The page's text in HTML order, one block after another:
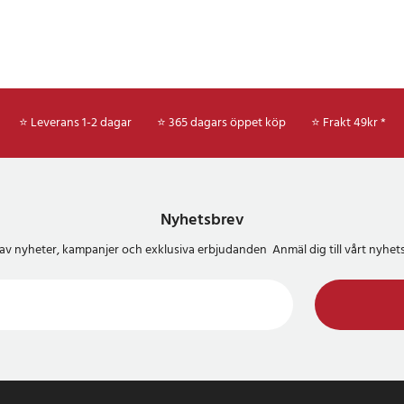
⭐ Leverans 1-2 dagar ⭐ 365 dagars öppet köp ⭐ Frakt 49kr *
Nyhetsbrev
nyheter, kampanjer och exklusiva erbjudanden Anmäl dig till vårt